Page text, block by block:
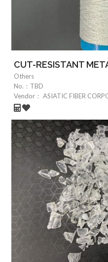
CUT-RESISTANT
Others
No.： TBD
Vendor： ASIATIC FIBER